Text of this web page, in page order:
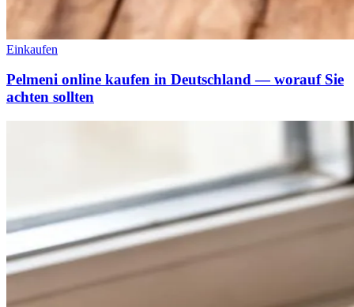
Einkaufen
Pelmeni online kaufen in Deutschland — worauf Sie
achten sollten